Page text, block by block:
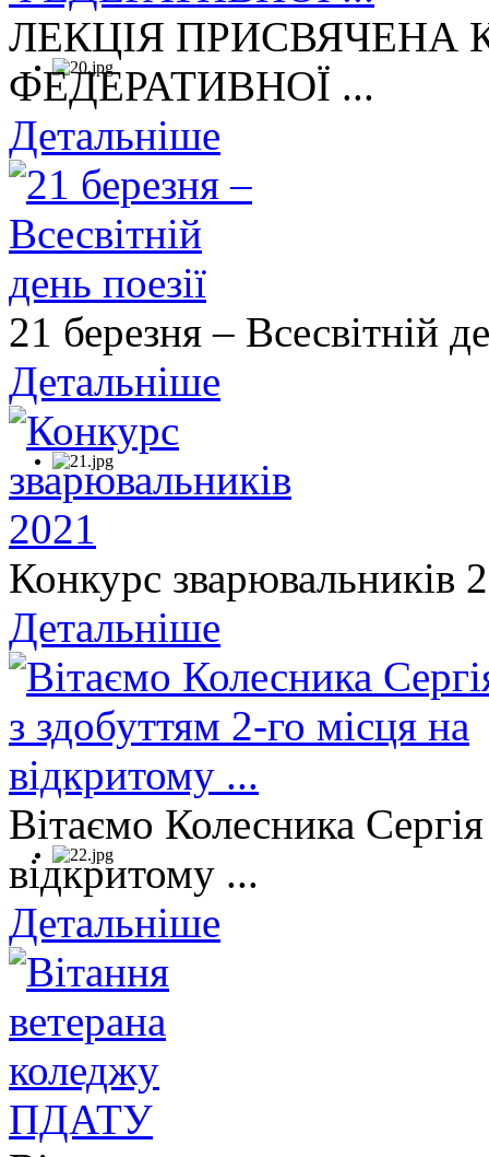
ЛЕКЦІЯ ПРИСВЯЧЕНА
ФЕДЕРАТИВНОЇ ...
Детальніше
21 березня – Всесвітній
Детальніше
Конкурс зварювальників
Детальніше
Вітаємо Колесника
відкритому ...
Детальніше